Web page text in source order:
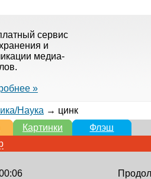
сервис
и
медиа-
»
Наука → цинк
Картинки
Флэш